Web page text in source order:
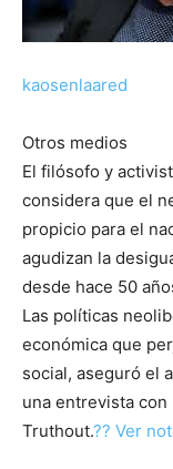
kaosenlaared
Otros medios
El filósofo y
considera que el
propicio para el
agudizan la
desde hace 50
Las políticas
económica que
social, aseguró el
una entrevista
Truthout.?? Ver